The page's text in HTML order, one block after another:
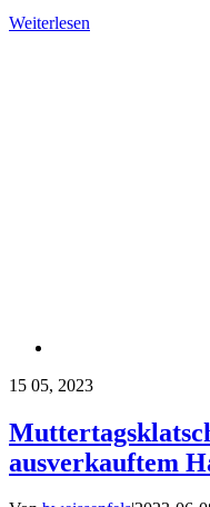
Weiterlesen
15 05, 2023
ausverkauftem